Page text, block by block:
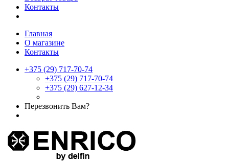
Контакты
Главная
О магазине
Контакты
+375 (29) 717-70-74
+375 (29) 717-70-74
+375 (29) 627-12-34
Перезвонить Вам?